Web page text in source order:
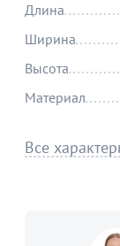
Длина
Ширина
Высота
Материал
Все